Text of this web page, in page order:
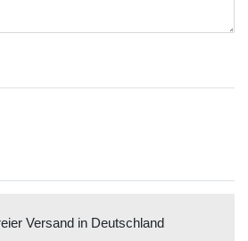
Versand in Deutschland